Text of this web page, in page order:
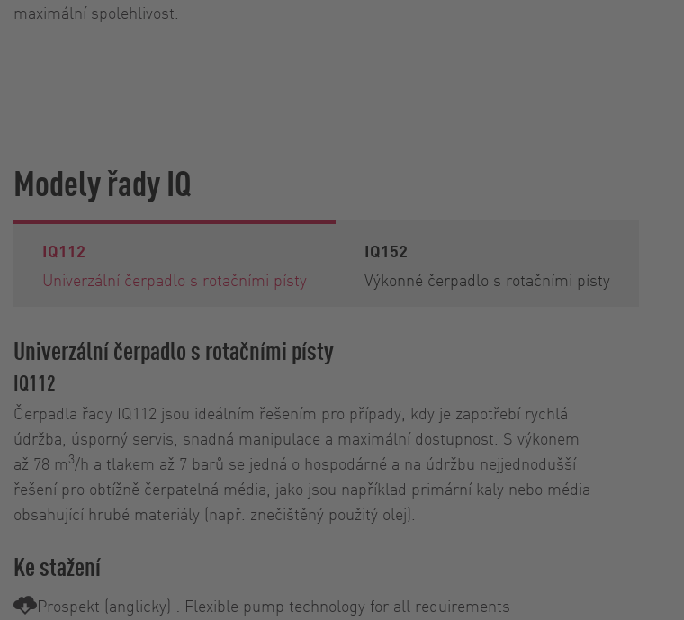
maximální spolehlivost.
Modely řady IQ
IQ112
Univerzální čerpadlo s rotačními písty
IQ152
Výkonné čerpadlo s rotačními písty
Univerzální čerpadlo s rotačními písty
IQ112
Čerpadla řady IQ112 jsou ideálním řešením pro případy, kdy je zapotřebí rychlá
údržba, úsporný servis, snadná manipulace a maximální dostupnost. S výkonem
až 78 m3/h a tlakem až 7 barů se jedná o hospodárné a na údržbu nejjednodušší
řešení pro obtížně čerpatelná média, jako jsou například primární kaly nebo média
obsahující hrubé materiály (např. znečištěný použitý olej).
Ke stažení
Prospekt (anglicky) : Flexible pump technology for all requirements